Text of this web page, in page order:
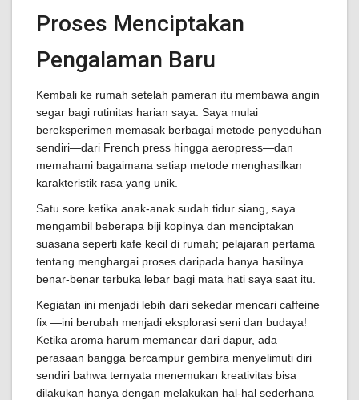
Proses Menciptakan
Pengalaman Baru
Kembali ke rumah setelah pameran itu membawa angin
segar bagi rutinitas harian saya. Saya mulai
bereksperimen memasak berbagai metode penyeduhan
sendiri—dari French press hingga aeropress—dan
memahami bagaimana setiap metode menghasilkan
karakteristik rasa yang unik.
Satu sore ketika anak-anak sudah tidur siang, saya
mengambil beberapa biji kopinya dan menciptakan
suasana seperti kafe kecil di rumah; pelajaran pertama
tentang menghargai proses daripada hanya hasilnya
benar-benar terbuka lebar bagi mata hati saya saat itu.
Kegiatan ini menjadi lebih dari sekedar mencari caffeine
fix —ini berubah menjadi eksplorasi seni dan budaya!
Ketika aroma harum memancar dari dapur, ada
perasaan bangga bercampur gembira menyelimuti diri
sendiri bahwa ternyata menemukan kreativitas bisa
dilakukan hanya dengan melakukan hal-hal sederhana